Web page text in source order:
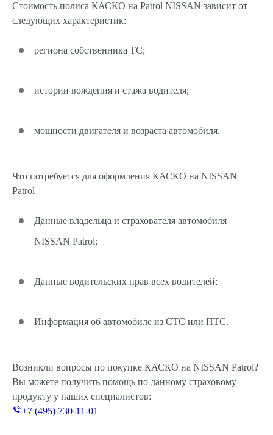
Стоимость полиса КАСКО на Patrol NISSAN зависит от
следующих характеристик:
региона собственника ТС;
истории вождения и стажа водителя;
мощности двигателя и возраста автомобиля.
Что потребуется для оформления КАСКО на NISSAN
Patrol
Данные владельца и страхователя автомобиля
NISSAN Patrol;
Данные водительских прав всех водителей;
Информация об автомобиле из СТС или ПТС.
Возникли вопросы по покупке КАСКО на NISSAN Patrol?
Вы можете получить помощь по данному страховому
продукту у наших специалистов:
+7 (495) 730-11-01